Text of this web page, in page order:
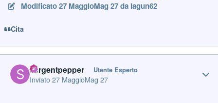
Modificato27 MaggioMag 27da Iagun62
Cita
sergentpepper Utente Esperto
Inviato27 MaggioMag 27